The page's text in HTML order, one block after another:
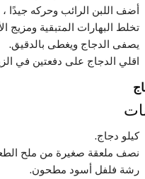
أضف اللبن الرائب وحركه جيدًا
تخلط البهارات المتبقية ومزيج
يصفى الدجاج ويغطى بالدقيق.
اقلي الدجاج على دفعتين في
كيلو دجاج.
نصف ملعقة صغيرة من ملح
رشة فلفل أسود مطحون.